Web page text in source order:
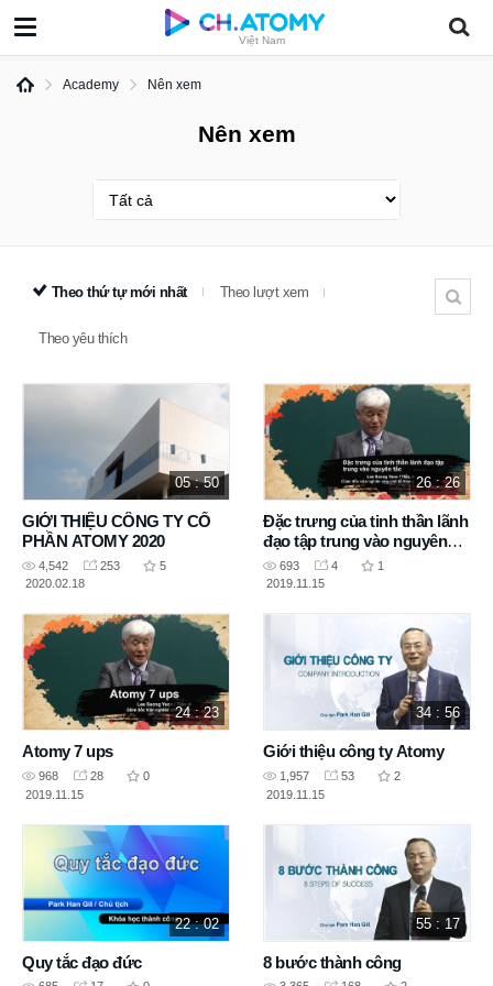
Việt Nam
Academy Nên xem
Nên xem
Theo thứ tự mới nhất Theo lượt xem
Theo yêu thích
05 : 50
GIỚI THIỆU CÔNG TY CỔ
PHẦN ATOMY 2020
4,542 253
5
2020.02.18
26 : 26
Đặc trưng của tinh thần lãnh
đạo tập trung vào nguyên
tắc693 4
1
2019.11.15
24 : 23
Atomy 7 ups
968 28
0
2019.11.15
34 : 56
Giới thiệu công ty Atomy
1,957 53
2
2019.11.15
22 : 02
Quy tắc đạo đức
55 : 17
8 bước thành công